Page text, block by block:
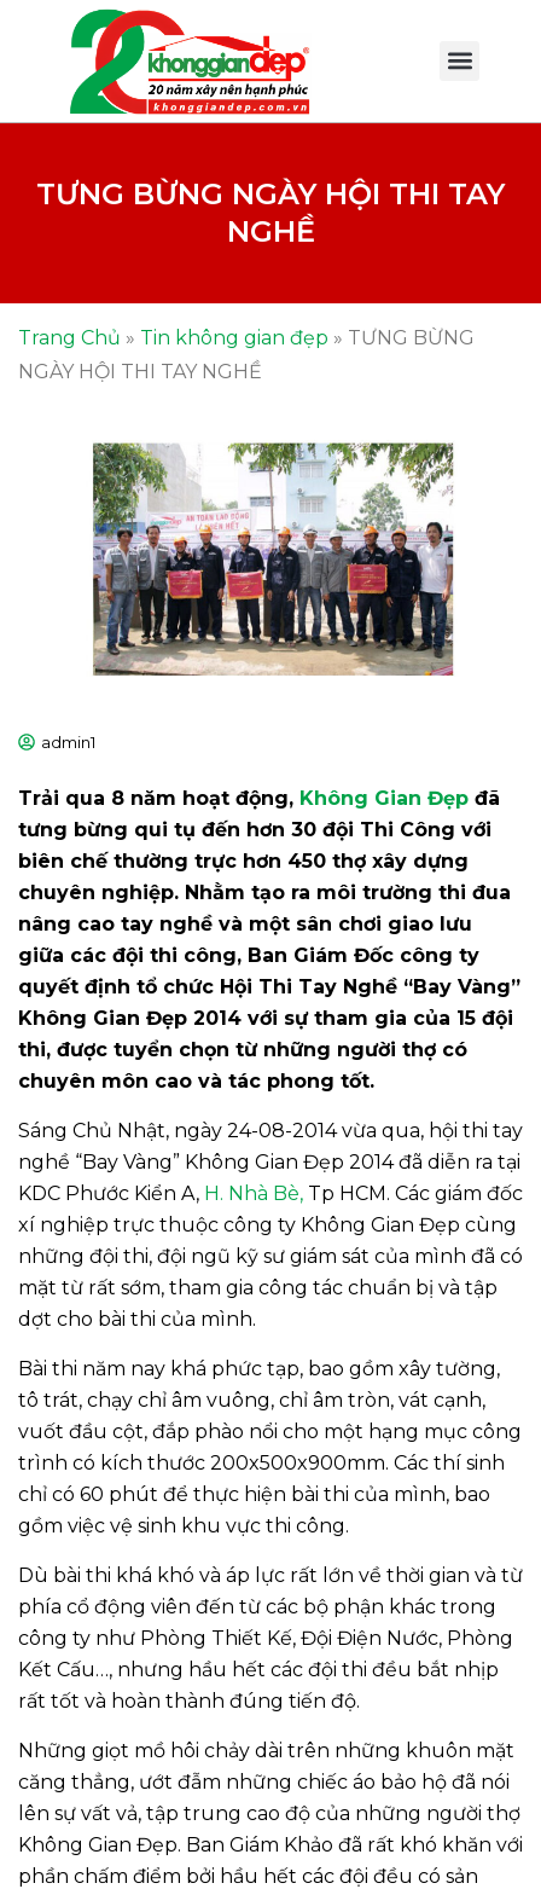
TƯNG BỪNG NGÀY HỘI THI TAY
NGHỀ
Trang Chủ » Tin không gian đẹp » TƯNG BỪNG
NGÀY HỘI THI TAY NGHỀ
admin1
Trải qua 8 năm hoạt động, Không Gian Đẹp đã
tưng bừng qui tụ đến hơn 30 đội Thi Công với
biên chế thường trực hơn 450 thợ xây dựng
chuyên nghiệp. Nhằm tạo ra môi trường thi đua
nâng cao tay nghề và một sân chơi giao lưu
giữa các đội thi công, Ban Giám Đốc công ty
quyết định tổ chức Hội Thi Tay Nghề “Bay Vàng”
Không Gian Đẹp 2014 với sự tham gia của 15 đội
thi, được tuyển chọn từ những người thợ có
chuyên môn cao và tác phong tốt.
Sáng Chủ Nhật, ngày 24-08-2014 vừa qua, hội thi tay
nghề “Bay Vàng” Không Gian Đẹp 2014 đã diễn ra tại
KDC Phước Kiển A, H. Nhà Bè, Tp HCM. Các giám đốc
xí nghiệp trực thuộc công ty Không Gian Đẹp cùng
những đội thi, đội ngũ kỹ sư giám sát của mình đã có
mặt từ rất sớm, tham gia công tác chuẩn bị và tập
dợt cho bài thi của mình.
Bài thi năm nay khá phức tạp, bao gồm xây tường,
tô trát, chạy chỉ âm vuông, chỉ âm tròn, vát cạnh,
vuốt đầu cột, đắp phào nổi cho một hạng mục công
trình có kích thước 200x500x900mm. Các thí sinh
chỉ có 60 phút để thực hiện bài thi của mình, bao
gồm việc vệ sinh khu vực thi công.
Dù bài thi khá khó và áp lực rất lớn về thời gian và từ
phía cổ động viên đến từ các bộ phận khác trong
công ty như Phòng Thiết Kế, Đội Điện Nước, Phòng
Kết Cấu…, nhưng hầu hết các đội thi đều bắt nhịp
rất tốt và hoàn thành đúng tiến độ.
Những giọt mồ hôi chảy dài trên những khuôn mặt
căng thẳng, ướt đẫm những chiếc áo bảo hộ đã nói
lên sự vất vả, tập trung cao độ của những người thợ
Không Gian Đẹp. Ban Giám Khảo đã rất khó khăn với
phần chấm điểm bởi hầu hết các đội đều có sản